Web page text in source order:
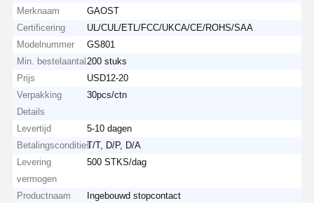
Merknaam
GAOST
Certificering
UL/CUL/ETL/FCC/UKCA/CE/ROHS/SAA
Modelnummer
GS801
Min. bestelaantal 200 stuks
Prijs
USD12-20
Verpakking
Details
30pcs/ctn
Levertijd
5-10 dagen
BetalingsconditiesT/T, D/P, D/A
Levering
vermogen
500 STKS/dag
Productnaam
Ingebouwd stopcontact